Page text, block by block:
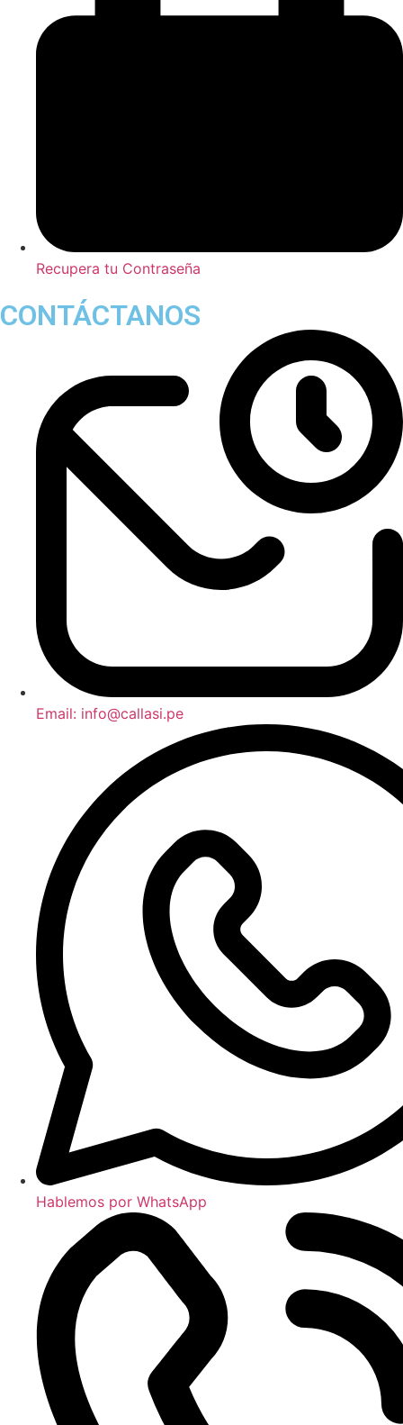
Recupera tu Contraseña
CONTÁCTANOS
Email: info@callasi.pe
Hablemos por WhatsApp